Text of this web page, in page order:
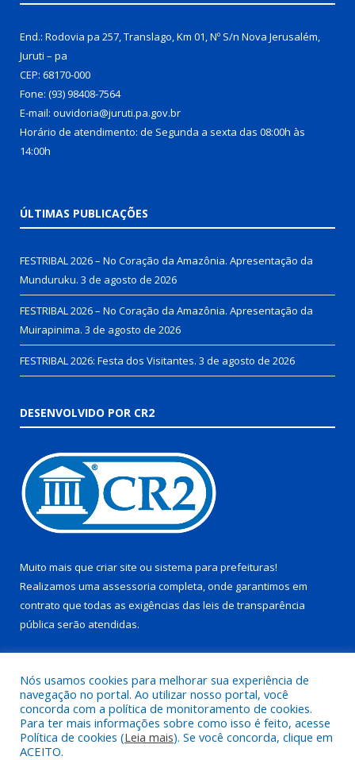
End.: Rodovia pa 257, Translago, Km 01, Nº S/n Nova Jerusalém,
Juruti – pa
CEP: 68170-000
Fone: (93) 98408-7564
E-mail: ouvidoria@juruti.pa.gov.br
Horário de atendimento: de Segunda a sexta das 08:00h às
14:00h
ÚLTIMAS PUBLICAÇÕES
FESTRIBAL 2026 – No Coração da Amazônia. Apresentação da
Munduruku. 3 de agosto de 2026
FESTRIBAL 2026 – No Coração da Amazônia. Apresentação da
Muirapinima. 3 de agosto de 2026
FESTRIBAL 2026: Festa dos Visitantes. 3 de agosto de 2026
DESENVOLVIDO POR CR2
Muito mais que criar site ou sistema para prefeituras!
Realizamos uma assessoria completa, onde garantimos em
contrato que todas as exigências das leis de transparência
pública serão atendidas.
Todos os direitos reservados a Prefeitura Municipal de Juruti.
Nós usamos cookies para melhorar sua experiência de
navegação no portal. Ao utilizar nosso portal, você
concorda com a política de monitoramento de cookies.
Para ter mais informações sobre como isso é feito, acesse
Política de cookies (Leia mais). Se você concorda, clique em
ACEITO.